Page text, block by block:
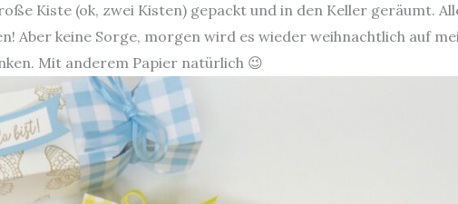
Kiste (ok, zwei Kisten) gepackt und in den Keller geräumt.
Aber keine Sorge, morgen wird es wieder weihnachtlich auf
Mit anderem Papier natürlich 😉